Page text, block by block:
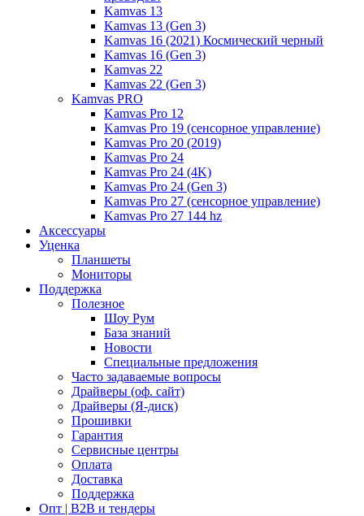
Kamvas 13
Kamvas 13 (Gen 3)
Kamvas 16 (2021) Космический черный
Kamvas 16 (Gen 3)
Kamvas 22
Kamvas 22 (Gen 3)
Kamvas PRO
Kamvas Pro 12
Kamvas Pro 19 (сенсорное управление)
Kamvas Pro 20 (2019)
Kamvas Pro 24
Kamvas Pro 24 (4K)
Kamvas Pro 24 (Gen 3)
Kamvas Pro 27 (сенсорное управление)
Kamvas Pro 27 144 hz
Аксессуары
Уценка
Планшеты
Мониторы
Поддержка
Полезное
Шоу Рум
База знаний
Новости
Специальные предложения
Часто задаваемые вопросы
Драйверы (оф. сайт)
Драйверы (Я-диск)
Прошивки
Гарантия
Сервисные центры
Оплата
Доставка
Поддержка
Опт | B2B и тендеры